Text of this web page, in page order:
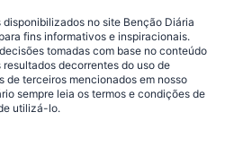
no site Benção Diária
fins informativos e inspiracionais.
tomadas com base no conteúdo
decorrentes do uso de
de terceiros mencionados em nosso
sempre leia os termos e condições de
utilizá-lo.